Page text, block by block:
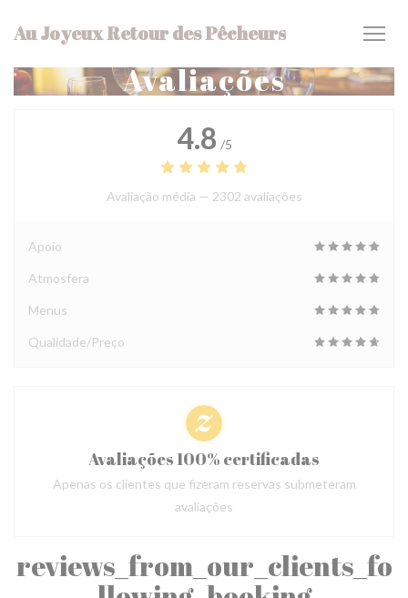
Au Joyeux Retour des Pêcheurs
Avaliações
reviews_from_our_clients_fo
4.8 /5
Avaliação média — 2302 avaliações
Apoio
Atmosfera
Menus
Qualidade/Preço
Avaliações 100% certificadas
Apenas os clientes que fizeram reservas submeteram
avaliações